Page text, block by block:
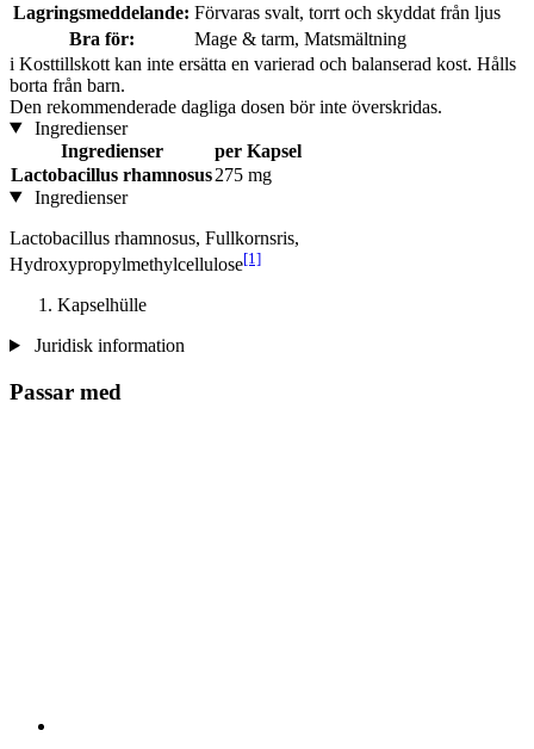
Lagringsmeddelande: Förvaras svalt, torrt och skyddat från ljus
Bra för:
Mage & tarm, Matsmältning
i Kosttillskott kan inte ersätta en varierad och balanserad kost. Hålls
borta från barn.
Den rekommenderade dagliga dosen bör inte överskridas.
Ingredienser
Ingredienser
per Kapsel
Lactobacillus rhamnosus275 mg
Ingredienser
Lactobacillus rhamnosus, Fullkornsris,
Hydroxypropylmethylcellulose[1]
Kapselhülle
Juridisk information
Passar med